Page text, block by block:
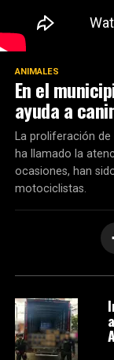
ANIMALES
En el
ayuda a
La proliferación
ha llamado la
ocasiones, han
motociclistas.